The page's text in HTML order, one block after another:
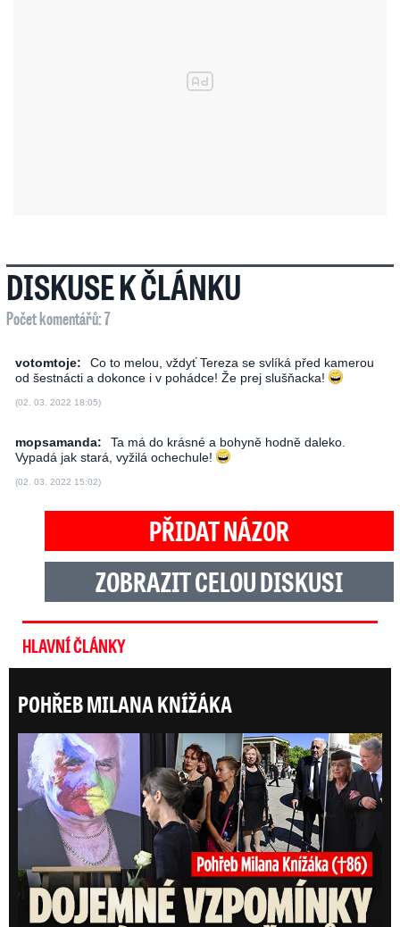
DISKUSE K ČLÁNKU
Počet komentářů: 7
votomtoje:
Co to melou, vždyť Tereza se svlíká před kamerou
od šestnácti a dokonce i v pohádce! Že prej slušňacka!
(02. 03. 2022 18:05)
mopsamanda:
Ta má do krásné a bohyně hodně daleko.
Vypadá jak stará, vyžilá ochechule!
(02. 03. 2022 15:02)
PŘIDAT NÁZOR
ZOBRAZIT CELOU DISKUSI
HLAVNÍ ČLÁNKY
POHŘEB MILANA KNÍŽÁKA